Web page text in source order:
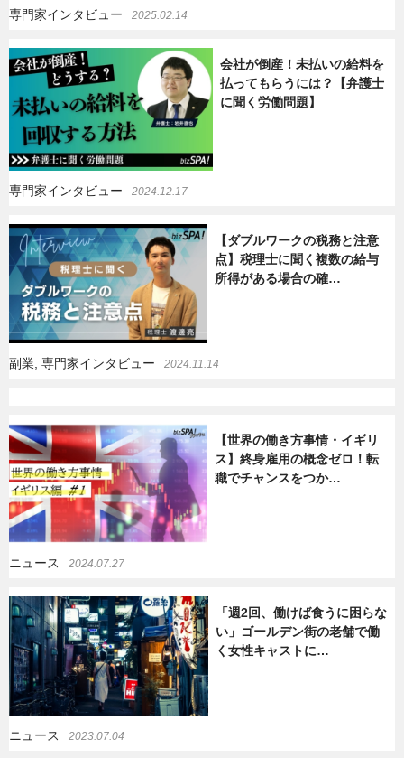
専門家インタビュー 2025.02.14
会社が倒産！未払いの給料を
払ってもらうには？【弁護士
に聞く労働問題】
専門家インタビュー 2024.12.17
【ダブルワークの税務と注意
点】税理士に聞く複数の給与
所得がある場合の確…
副業, 専門家インタビュー 2024.11.14
【世界の働き方事情・イギリ
ス】終身雇用の概念ゼロ！転
職でチャンスをつか…
ニュース 2024.07.27
「週2回、働けば食うに困らな
い」ゴールデン街の老舗で働
く女性キャストに…
ニュース 2023.07.04